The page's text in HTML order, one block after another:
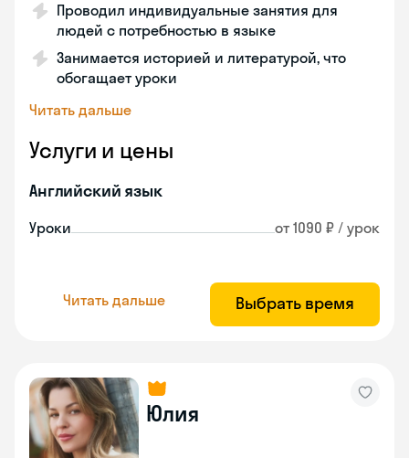
Проводил индивидуальные занятия для
людей с потребностью в языке
Занимается историей и литературой, что
обогащает уроки
Читать дальше
Услуги и цены
Английский язык
Уроки от 1090 ₽ / урок
Читать дальше Выбрать время
Юлия